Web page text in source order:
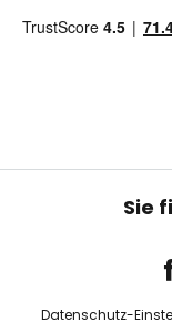
Sie
Datenschutz-